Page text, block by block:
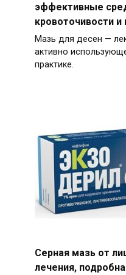
эффективные
кровоточивости и
Мазь для десен —
активно
практике.
Серная мазь от
лечения,